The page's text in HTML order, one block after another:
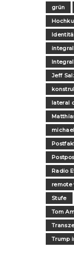
grün
Jeff
lateral
Radio
remote
Stufe
Tom
Trump